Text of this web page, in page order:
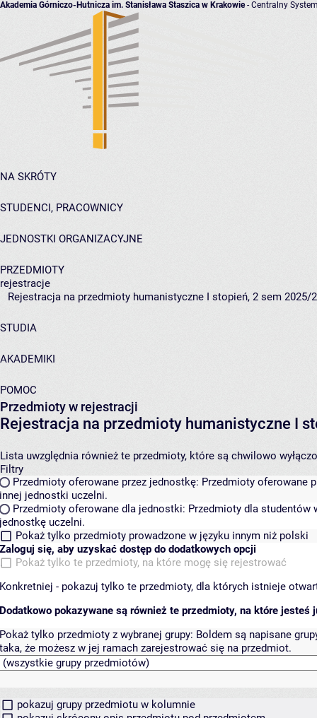
Akademia Górniczo-Hutnicza im. Stanisława Staszica w Krakowie- Centralny
NA SKRÓTY
STUDENCI, PRACOWNICY
JEDNOSTKI ORGANIZACYJNE
PRZEDMIOTY
rejestracje
Rejestracja na przedmioty humanistyczne I stopień, 2 sem 2025/
STUDIA
AKADEMIKI
POMOC
Przedmioty w rejestracji
Rejestracja na przedmioty humanistyczne I
Lista uwzględnia również te przedmioty, które są chwilowo
Filtry
Przedmioty oferowane przez jednostkę: Przedmioty oferowane
innej jednostki uczelni.
Przedmioty oferowane dla jednostki: Przedmioty dla studentów
jednostkę uczelni.
Pokaż tylko przedmioty prowadzone w języku innym niż polski
Zaloguj się, aby uzyskać dostęp do dodatkowych opcji
Pokaż tylko te przedmioty, na które mogę się rejestrować
Konkretniej - pokazuj tylko te przedmioty, dla których istnieje
Dodatkowo pokazywane są również te przedmioty, na które jesteś
Pokaż tylko przedmioty z wybranej grupy: Boldem są napisane
taka, że możesz w jej ramach zarejestrować się na przedmiot.
pokazuj grupy przedmiotu w kolumnie